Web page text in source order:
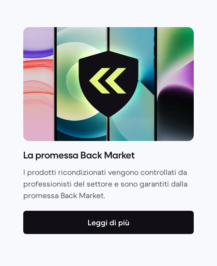
La promessa Back Market
I prodotti ricondizionati vengono controllati da
professionisti del settore e sono garantiti dalla
promessa Back Market.
Leggi di più